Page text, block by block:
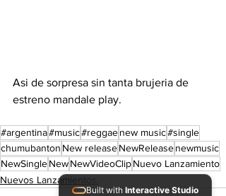
Asi de sorpresa sin tanta brujeria de
estreno mandale play.
#argentina#music#reggaenew music#single
chumubanton New releaseNewReleasenewmusic
NewSingleNewNewVideoClipNuevo Lanzamiento
Nuevos Lanzamientos.
Built with Interactive Studio